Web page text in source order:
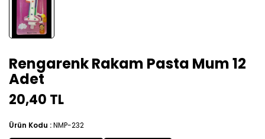
Rengarenk Rakam Pasta Mum 12
Adet
20,40 TL
Ürün Kodu :NMP-232